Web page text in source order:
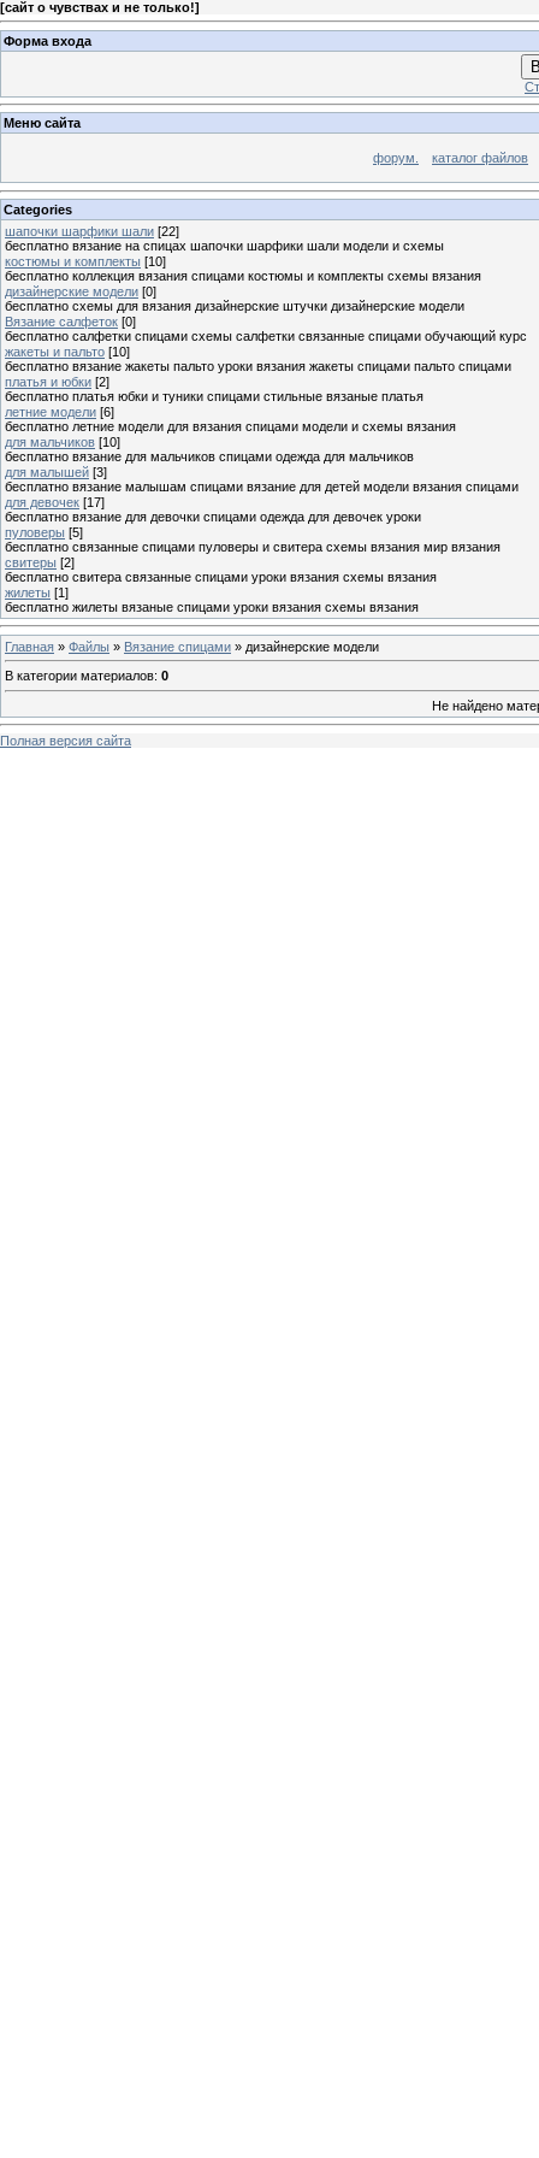
[сайт о чувствах и не только!]
Форма входа
Меню сайта
форум. каталог файлов
Categories
шапочки шарфики шали [22]
бесплатно вязание на спицах шапочки шарфики шали модели и схемы
костюмы и комплекты [10]
бесплатно коллекция вязания спицами костюмы и комплекты схемы вязания
дизайнерские модели [0]
бесплатно схемы для вязания дизайнерские штучки дизайнерские модели
Вязание салфеток [0]
бесплатно салфетки спицами схемы салфетки связанные спицами обучающий курс
жакеты и пальто [10]
бесплатно вязание жакеты пальто уроки вязания жакеты спицами пальто спицами
платья и юбки [2]
бесплатно платья юбки и туники спицами стильные вязаные платья
летние модели [6]
бесплатно летние модели для вязания спицами модели и схемы вязания
для мальчиков [10]
бесплатно вязание для мальчиков спицами одежда для мальчиков
для малышей [3]
бесплатно вязание малышам спицами вязание для детей модели вязания спицами
для девочек [17]
бесплатно вязание для девочки спицами одежда для девочек уроки
пуловеры [5]
бесплатно связанные спицами пуловеры и свитера схемы вязания мир вязания
свитеры [2]
бесплатно свитера связанные спицами уроки вязания схемы вязания
жилеты [1]
бесплатно жилеты вязаные спицами уроки вязания схемы вязания
Главная » Файлы » Вязание спицами » дизайнерские модели
В категории материалов: 0
Не найдено
Полная версия сайта